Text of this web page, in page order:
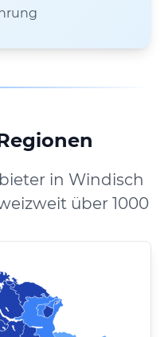
in Windisch
über 1000